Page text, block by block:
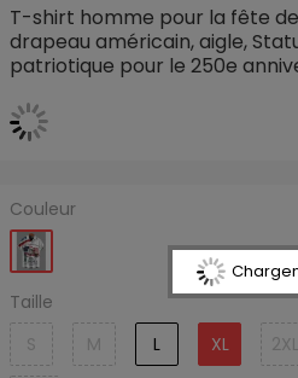
T-shirt homme pour la fête
drapeau américain, aigle,
patriotique pour le 250e
Couleur
Taille
S
M L XL 2XL